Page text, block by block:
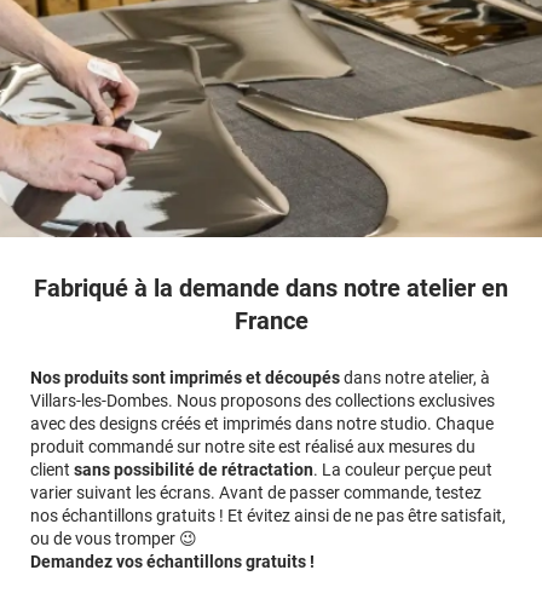
Fabriqué à la demande dans notre atelier en
France
Nos produits sont imprimés et découpésdans notre atelier, à
Villars-les-Dombes. Nous proposons des collections exclusives
avec des designs créés et imprimés dans notre studio. Chaque
produit commandé sur notre site est réalisé aux mesures du
client sans possibilité de rétractation. La couleur perçue peut
varier suivant les écrans. Avant de passer commande, testez
nos échantillons gratuits ! Et évitez ainsi de ne pas être satisfait,
ou de vous tromper 😉
Demandez vos échantillons gratuits !